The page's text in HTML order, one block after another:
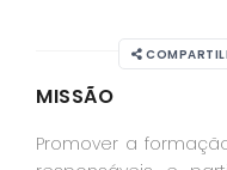
CONTATO
MISSÃO
Promover a